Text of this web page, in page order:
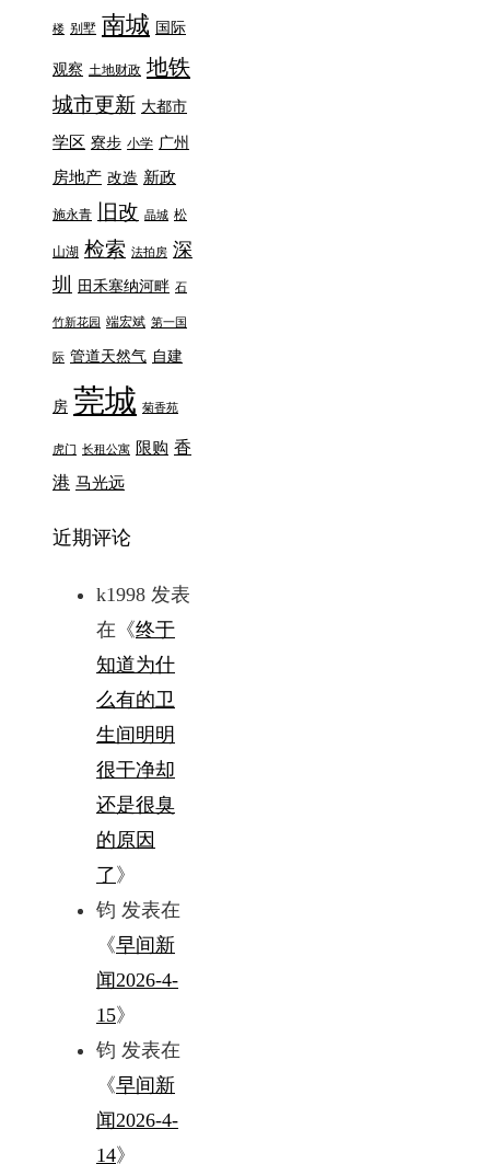
楼 别墅 南城 国际
观察 土地财政 地铁
城市更新 大都市
学区 寮步 小学 广州
房地产 改造 新政
施永青 旧改 晶城 松
山湖 检索 法拍房 深
圳
田禾塞纳河畔 石
竹新花园 端宏斌 第一国
际 管道天然气 自建
房 莞城 菊香苑
虎门 长租公寓 限购 香
港 马光远
近期评论
k1998 发表
在《终于
知道为什
么有的卫
生间明明
很干净却
还是很臭
的原因
了》
钧 发表在
《早间新
闻2026-4-
15》
钧 发表在
《早间新
闻2026-4-
14》